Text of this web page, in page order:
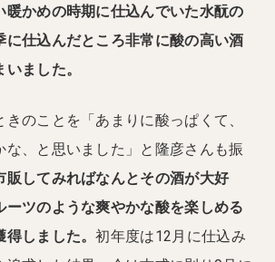
暖かめの時期に仕込んでいた水酛の
に仕込んだところ非常に酸の高い酒
ました。
のことを「あまりに酸っぱくて、
な、と思いました」と隆彦さんも振
販してみればなんとその酒が大好
ーツのような爽やかな酸を楽しめる
得しました。初年度は12月に仕込み